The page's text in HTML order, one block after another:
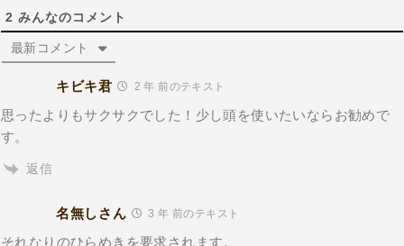
2 みんなのコメント
最新コメント
キビキ君 2 年 前のテキスト
思ったよりもサクサクでした！少し頭を使いたいならお勧めで
す。
返信
名無しさん 3 年 前のテキスト
それなりのひらめきを要求されます。